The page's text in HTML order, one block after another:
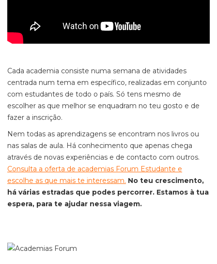
Cada academia consiste numa semana de atividades
centrada num tema em específico, realizadas em conjunto
com estudantes de todo o país. Só tens mesmo de
escolher as que melhor se enquadram no teu gosto e de
fazer a inscrição.
Nem todas as aprendizagens se encontram nos livros ou
nas salas de aula. Há conhecimento que apenas chega
através de novas experiências e de contacto com outros.
Consulta a oferta de academias Forum Estudante e
escolhe as que mais te interessam. No teu crescimento,
há várias estradas que podes percorrer. Estamos à tua
espera, para te ajudar nessa viagem.